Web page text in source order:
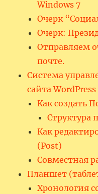
Windows 7
Очерк
Очерк:
Отправляем
почте.
Система
сайта WordPress
Как создать
Структура
Как
(Post)
Совместная
Планшет
Хронология